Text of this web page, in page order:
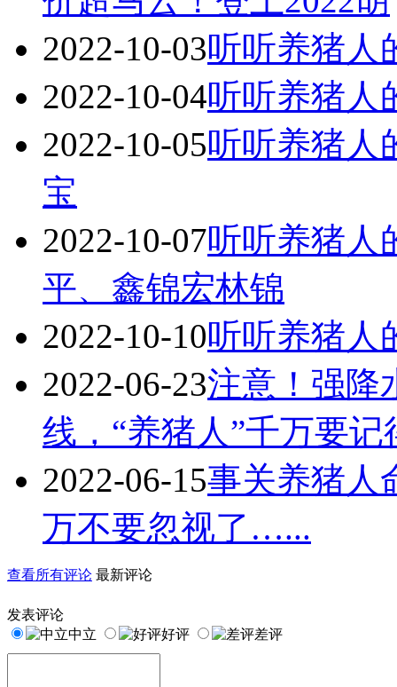
2022-10-03听听养猪
2022-10-04听听养猪
2022-10-05听听养猪
宝
2022-10-07听听养猪
平、鑫锦宏林锦
2022-10-10听听养猪
2022-06-23注意！强降
线，“养猪人”千万要记
2022-06-15事关养猪人
万不要忽视了…...
查看所有评论 最新评论
发表评论
中立
好评 差评